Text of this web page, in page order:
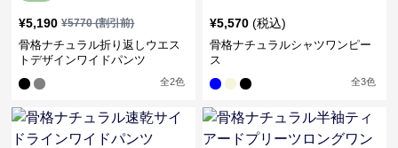
¥5,190 ¥5770(割引前)
骨格ナチュラル折り返しウエス
トデザインワイドパンツ
全2色
¥5,570 (税込)
骨格ナチュラルシャツワンピー
ス
全3色